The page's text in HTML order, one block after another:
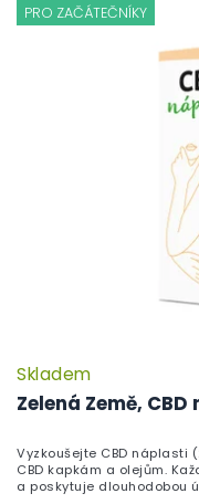
PRO ZAČÁTEČNÍKY
Zelená Země,
Skladem
Vyzkoušejte CBD náplasti
CBD kapkám a olejům.
a poskytuje dlouhodobou